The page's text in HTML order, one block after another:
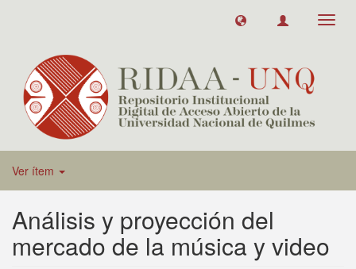
Ver ítem
Análisis y proyección del
mercado de la música y video